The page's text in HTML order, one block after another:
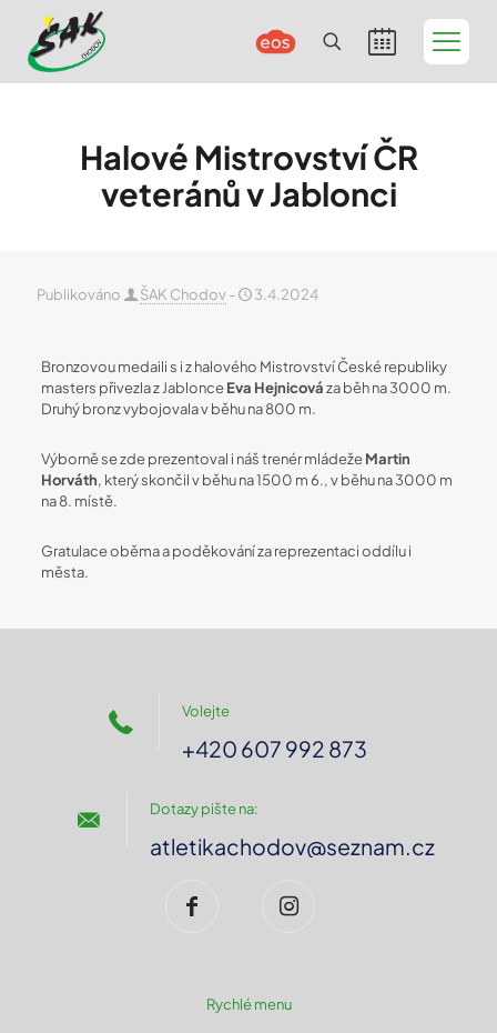
Halové Mistrovství ČR
veteránů v Jablonci
Publikováno ŠAK Chodov- 3.4.2024
Bronzovou medaili s i z halového Mistrovství České republiky
masters přivezla z JablonceEva Hejnicováza běh na 3000 m.
Druhý bronz vybojovala v běhu na 800 m.
Výborně se zde prezentoval i náš trenér mládežeMartin
Horváth, který skončil v běhu na 1500 m 6., v běhu na 3000 m
na 8. místě.
Gratulace oběma a poděkování za reprezentaci oddílu i
města.
Volejte
+420 607 992 873
Dotazy pište na:
atletikachodov@seznam.cz
Rychlé menu